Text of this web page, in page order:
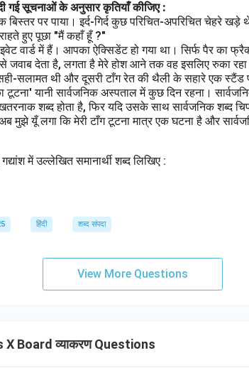
गई सूचनाओं के अनुसार कृतियाँ कीजिए :
पर पाया। इर्द-गिर्द कुछ परिचित-अपरिचित चेहरे
हुए पूछा "मैं कहाँ हूँ ?"
वार्ड में हैं। आपका ऐक्सिडेंट हो गया था। सिर्फ पैर का
जवाब देता है, लगता है मेरे होश आने तक वह इसलिए रुका
सलामत थी और दूसरी टाँग रेत की थैली के सहारे एक स्टैंड
यानी सार्वजनिक अस्पताल में कुछ दिन रहना।
शब्द होता है, फिर यदि उसके साथ सार्वजनिक शब्द
यूँ लगा कि मेरी टाँग टूटना मात्र एक घटना है और
में उल्लेखित समानार्थी शब्द लिखिए :
हिंदी शब्द संपदा
View More Questions
Board व्याकरण Questions